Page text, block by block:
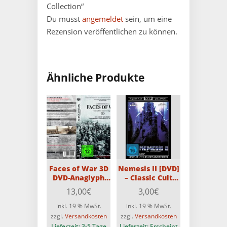
Collection“
Du musst angemeldet sein, um eine
Rezension veröffentlichen zu können.
Ähnliche Produkte
Faces of War 3D
DVD-Anaglyph
mit 2 Brillen
13,00€
inkl. 19 % MwSt.
zzgl. Versandkosten
Nemesis II [DVD]
– Classic Cult
Collection
3,00€
inkl. 19 % MwSt.
zzgl. Versandkosten